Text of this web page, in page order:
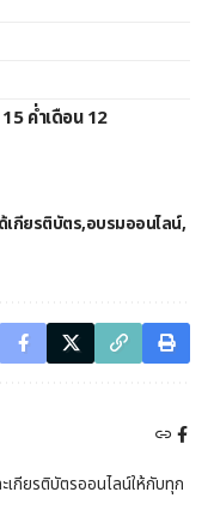
ค่ำเดือน 12
เกียรติบัตร อบรมออนไลน์
กียรติบัตรออนไลน์ให้กับทุก